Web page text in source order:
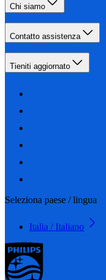
Chi siamo
Contatto assistenza
Tieniti aggiornato
Seleziona paese / lingua
Italia / Italiano